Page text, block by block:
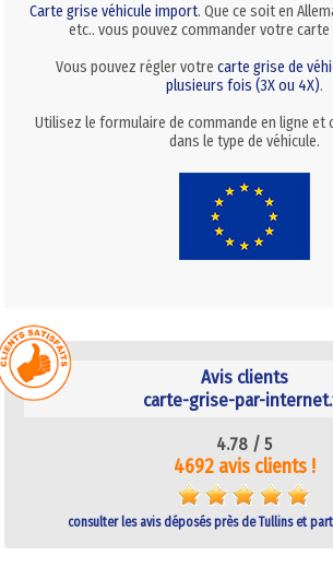
Carte grise véhicule import. Que ce soit en
etc.. vous pouvez commander votre carte
Vous pouvez régler votrecarte grise de
plusieurs fois (3X ou 4X).
Utilisez le formulaire de commande en ligne
dans le type de véhicule.
Avis clients
carte-grise-par-
4.78 /5
4692 avis clients !
consulter les avis déposés près de Tullins et